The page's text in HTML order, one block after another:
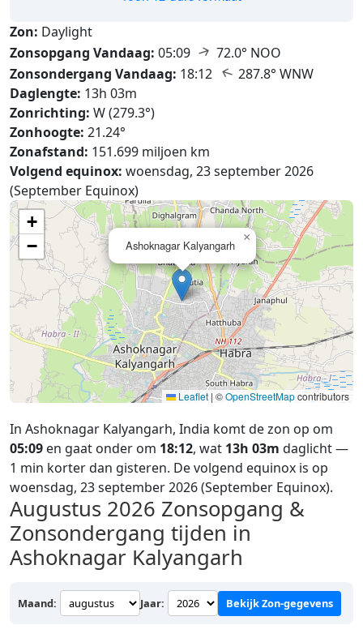
Zon: Daylight
Zonsopgang Vandaag: 05:09 ↑ 72.0° NOO
Zonsondergang Vandaag: 18:12 ↑ 287.8° WNW
Daglengte: 13h 03m
Zonrichting: W (279.3°)
Zonhoogte: 21.24°
Zonafstand: 151.699 miljoen km
Volgend equinox: woensdag, 23 september 2026
(September Equinox)
Ashoknagar Kalyangarh
×
+
−
Leaflet | ©OpenStreetMapcontributors
In Ashoknagar Kalyangarh, India komt de zon op om
05:09 en gaat onder om 18:12, wat 13h 03m daglicht —
1 min korter dan gisteren. De volgend equinox is op
woensdag, 23 september 2026 (September Equinox).
Augustus 2026 Zonsopgang &
Zonsondergang tijden in
Ashoknagar Kalyangarh
Maand: Jaar: Bekijk Zon-gegevens